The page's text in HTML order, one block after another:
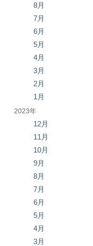
8月
7月
6月
5月
4月
3月
2月
1月
2023年
12月
11月
10月
9月
8月
7月
6月
5月
4月
3月